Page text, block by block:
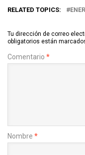
RELATED TOPICS:
Tu dirección de correo
obligatorios están
Comentario *
Nombre *